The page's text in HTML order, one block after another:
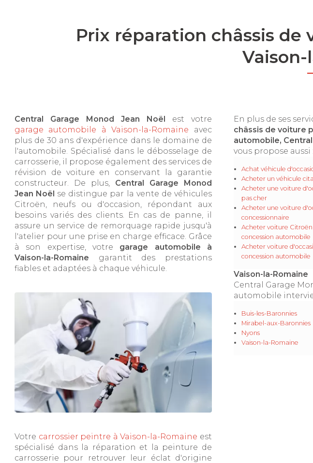
Prix réparation châssis
Central Garage Monod Jean Noël est votre
garage automobile à Vaison-la-Romaine avec
plus de 30 ans d'expérience dans le domaine de
l'automobile. Spécialisé dans le débosselage de
carrosserie, il propose également des services de
révision de voiture en conservant la garantie
constructeur. De plus, Central Garage Monod
Jean Noël se distingue par la vente de véhicules
Citroën, neufs ou d'occasion, répondant aux
besoins variés des clients. En cas de panne, il
assure un service de remorquage rapide jusqu'à
l'atelier pour une prise en charge efficace. Grâce
à son expertise, votre garage automobile à
Vaison-la-Romaine garantit des prestations
fiables et adaptées à chaque véhicule.
Votre carrossier peintre à Vaison-la-Romaine est
spécialisé dans la réparation et la peinture de
carrosserie pour retrouver leur éclat d'origine
En plus de ses
châssis de voiture
automobile,
vous propose aussi :
Achat véhicule
Acheter un véhicule
Acheter une voiture
pas cher
Acheter une voiture
concessionnaire
Acheter voiture Citroën
concession automobile
Acheter voiture
concession automobile
Vaison-la-Romaine
Central Garage
automobile
Buis-les-Baronnies
Mirabel-aux-Baronnies
Nyons
Vaison-la-Romaine